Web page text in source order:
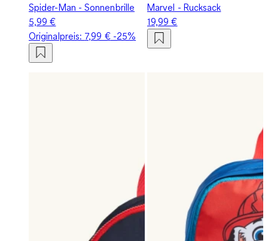
Spider-Man - Sonnenbrille
5,99 €
Originalpreis: 7,99 €-25%
Marvel - Rucksack
19,99 €